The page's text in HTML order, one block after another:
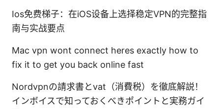
Ios免费梯子：在iOS设备上选择稳定VPN的完整指
南与实战要点
Mac vpn wont connect heres exactly how to
fix it to get you back online fast
Nordvpnの請求書とvat（消費税）を徹底解説！
インボイスで知っておくべきポイントと実務ガイ